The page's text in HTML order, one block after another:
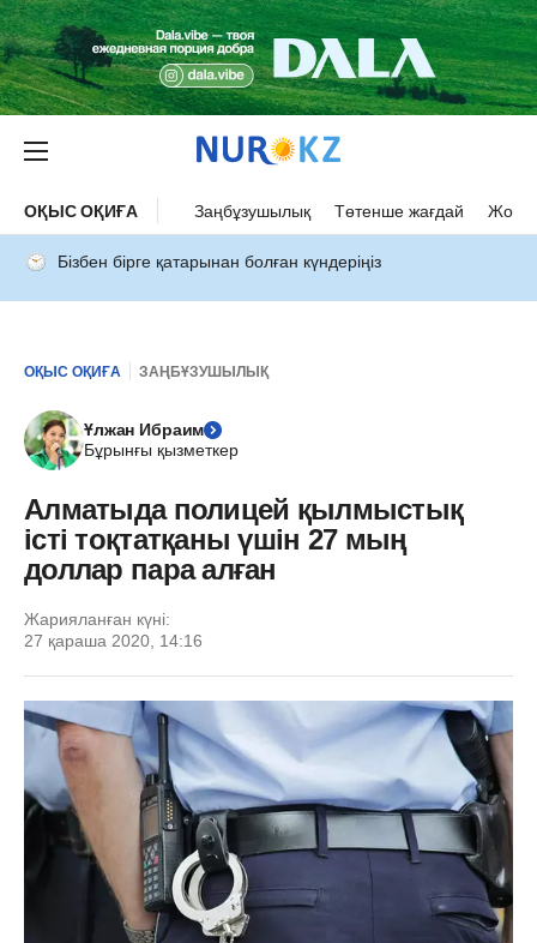
ОҚЫС ОҚИҒА Заңбұзушылық Төтенше жағдай Жол
Бізбен бірге қатарынан болған күндеріңіз
ОҚЫС ОҚИҒА ЗАҢБҰЗУШЫЛЫҚ
Ұлжан Ибраим
Бұрынғы қызметкер
Алматыда полицей қылмыстық
істі тоқтатқаны үшін 27 мың
доллар пара алған
Жарияланған күні:
27 қараша 2020, 14:16